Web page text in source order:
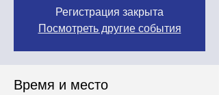
Регистрация закрыта
Посмотреть другие события
Время и место